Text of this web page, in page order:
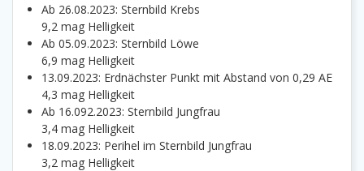
Ab 26.08.2023: Sternbild Krebs
9,2 mag Helligkeit
Ab 05.09.2023: Sternbild Löwe
6,9 mag Helligkeit
13.09.2023: Erdnächster Punkt mit Abstand von 0,29 AE
4,3 mag Helligkeit
Ab 16.092.2023: Sternbild Jungfrau
3,4 mag Helligkeit
18.09.2023: Perihel im Sternbild Jungfrau
3,2 mag Helligkeit